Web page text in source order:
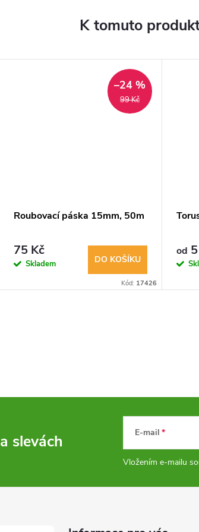
K tomuto
99 Kč
–24 %
Roubovací páska 15mm, 50m
75 Kč
Skladem DO KOŠÍKU
Kód: 17426
od
a slevách E-mail
Vložením e-mailu